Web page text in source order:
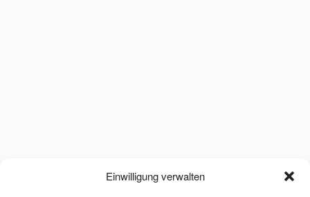
Einwilligung verwalten